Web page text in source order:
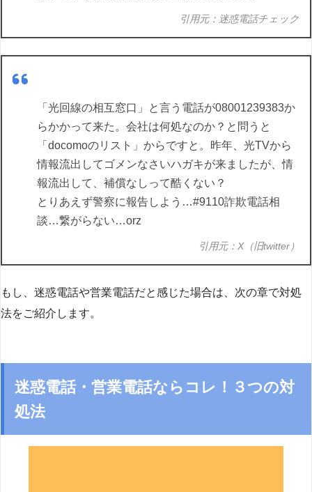
引用元：迷惑電話チェック
「光回線の相互窓口」と言う電話が08001239383か
らかかって来た。会社は何処なのか？と問うと
「docomoのリスト」からですと。昨年、光TVから
情報流出してゴメンなさいハガキが来ましたが、情
報流出して、補償なしって酷くない？
とりあえず警察に報告しよう…#9110詐欺電話相
談…繋がらない…orz
引用元：X（旧twitter）
もし、迷惑電話や営業電話だと感じた場合は、次の章で対処
法をご紹介します。
迷惑電話・営業電話ならコレ！３つの対
処法